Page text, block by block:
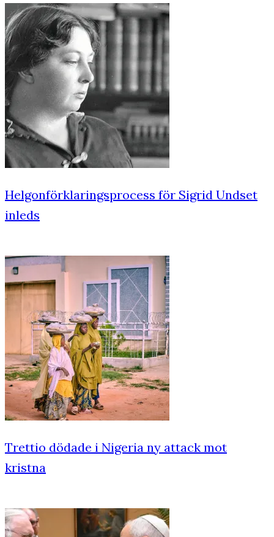
Helgonförklaringsprocess för Sigrid Undset
inleds
Trettio dödade i Nigeria ny attack mot
kristna